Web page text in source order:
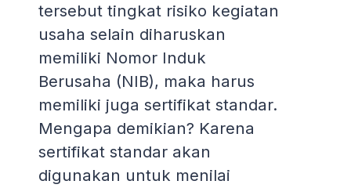
tersebut tingkat risiko kegiatan
usaha selain diharuskan
memiliki Nomor Induk
Berusaha (NIB), maka harus
memiliki juga sertifikat standar.
Mengapa demikian? Karena
sertifikat standar akan
digunakan untuk menilai